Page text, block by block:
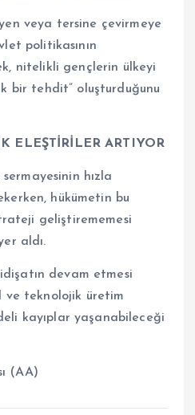
veya tersine çevirmeye
politikasının
nitelikli gençlerin ülkeyi
bir tehdit” oluşturduğunu
ELEŞTİRİLER ARTIYOR
hızla
hükümetin bu
geliştirememesi
aldı.
devam etmesi
ve teknolojik üretim
kayıplar yaşanabileceği
(AA)